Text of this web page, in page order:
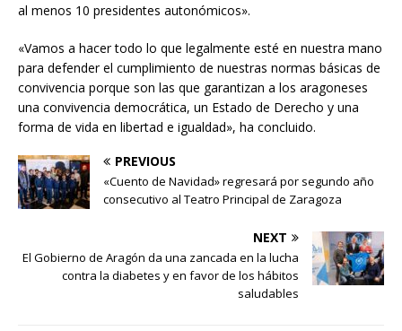
al menos 10 presidentes autonómicos».
«Vamos a hacer todo lo que legalmente esté en nuestra mano
para defender el cumplimiento de nuestras normas básicas de
convivencia porque son las que garantizan a los aragoneses
una convivencia democrática, un Estado de Derecho y una
forma de vida en libertad e igualdad», ha concluido.
PREVIOUS
«Cuento de Navidad» regresará por segundo año
consecutivo al Teatro Principal de Zaragoza
NEXT
El Gobierno de Aragón da una zancada en la lucha
contra la diabetes y en favor de los hábitos
saludables